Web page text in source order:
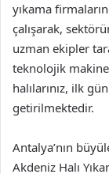
yıkama
çalışarak,
uzman ekipler
teknolojik
halılarınız, ilk
getirilmektedir.
Antalya’nın
Akdeniz Halı